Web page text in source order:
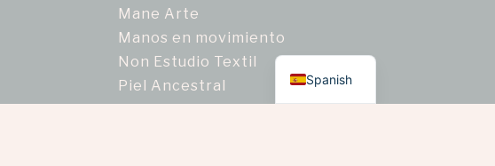
Mane Arte
Manos en movimiento
Non Estudio Textil
Piel Ancestral
Ragam
Spanish